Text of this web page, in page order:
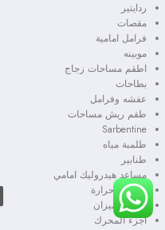
ردايتير
مقصات
فرامل امامية
موبينه
اطقم مساحات زجاج
بطاحات
عفشه وفرامل
طقم ريش مساحات
Sarbentine
طلمبة مياه
طنابير
مساعد هيدروليك امامي
حساس حرارة
مسمار ميزان
اجزء المحرك